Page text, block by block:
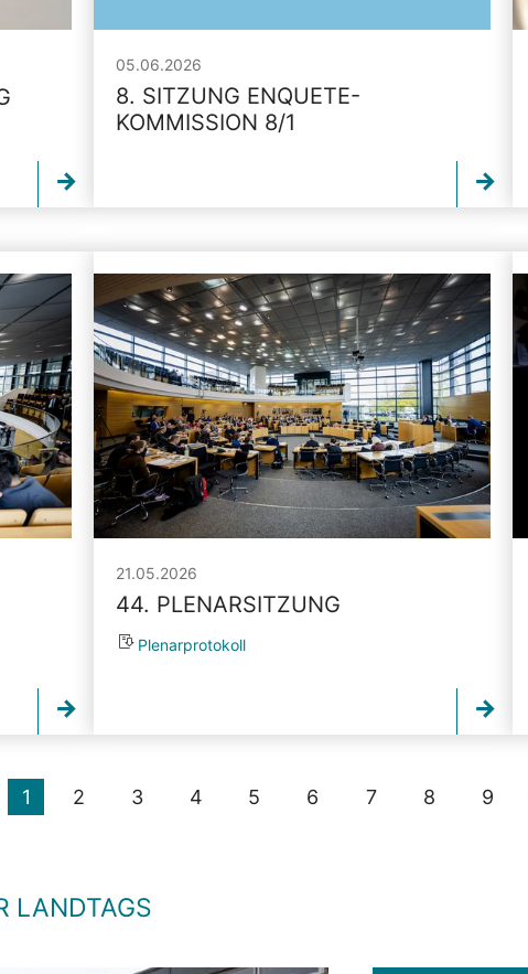
05.06.2026
8. SITZUNG ENQUETE-
KOMMISSION 8/1
21.05.2026
44. PLENARSITZUNG
Plenarprotokoll
1 2 3 4 5 6 7 8 9
LANDTAGS